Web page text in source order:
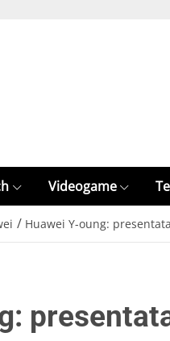
Videogame
/ Huawei Y-oung: